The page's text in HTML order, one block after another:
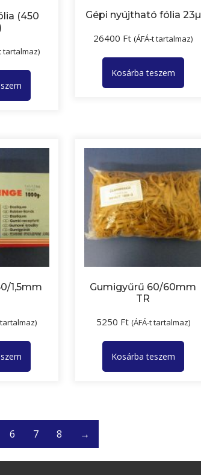
(450
tartalmaz)
Gépi nyújtható fólia 23µ
26400 Ft (ÁFÁ-t tartalmaz)
Kosárba teszem
1,5mm
tartalmaz)
Gumigyűrű 60/60mm
TR
5250 Ft (ÁFÁ-t tartalmaz)
Kosárba teszem
6 7 8 →